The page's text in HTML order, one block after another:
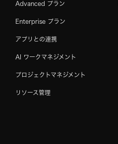
Advanced プラン
Enterprise プラン
アプリとの連携
AI ワークマネジメント
プロジェクトマネジメント
リソース管理